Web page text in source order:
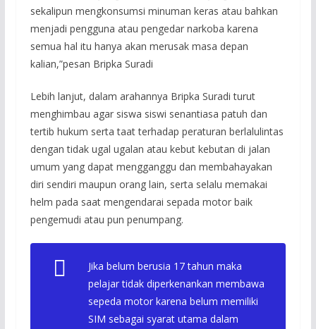
sekalipun mengkonsumsi minuman keras atau bahkan
menjadi pengguna atau pengedar narkoba karena
semua hal itu hanya akan merusak masa depan
kalian,”pesan Bripka Suradi
Lebih lanjut, dalam arahannya Bripka Suradi turut
menghimbau agar siswa siswi senantiasa patuh dan
tertib hukum serta taat terhadap peraturan berlalulintas
dengan tidak ugal ugalan atau kebut kebutan di jalan
umum yang dapat mengganggu dan membahayakan
diri sendiri maupun orang lain, serta selalu memakai
helm pada saat mengendarai sepada motor baik
pengemudi atau pun penumpang.
Jika belum berusia 17 tahun maka
pelajar tidak diperkenankan membawa
sepeda motor karena belum memiliki
SIM sebagai syarat utama dalam